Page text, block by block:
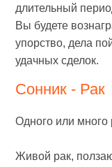
длительный
Вы будете
упорство, дела
удачных сделок.
Сонник - Рак
Одного или много
Живой рак,